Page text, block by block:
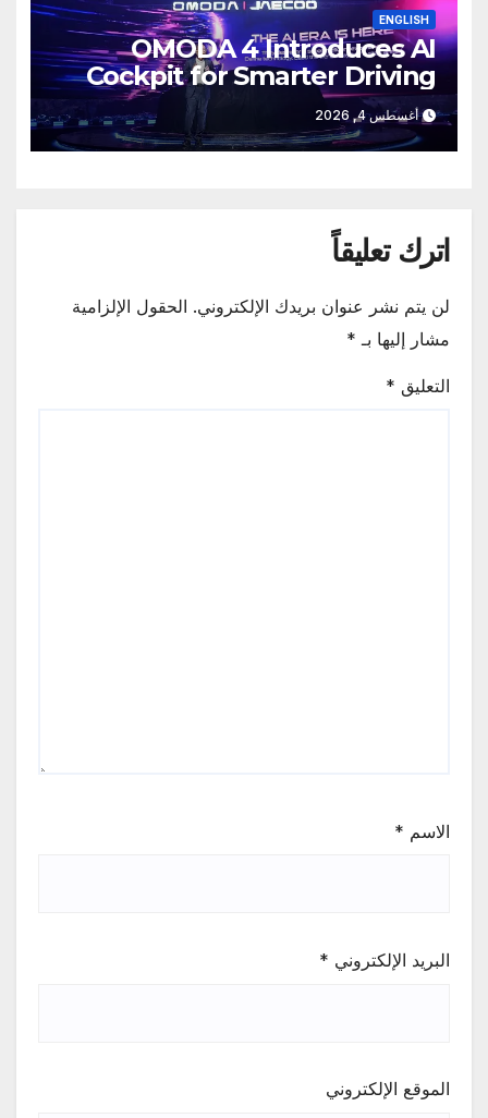
ENGLISH
OMODA 4 Introduces AI
Cockpit for Smarter Driving
أغسطس 4, 2026
اترك تعليقاً
لن يتم نشر عنوان بريدك الإلكتروني. الحقول الإلزامية
مشار إليها بـ *
التعليق *
الاسم *
البريد الإلكتروني *
الموقع الإلكتروني